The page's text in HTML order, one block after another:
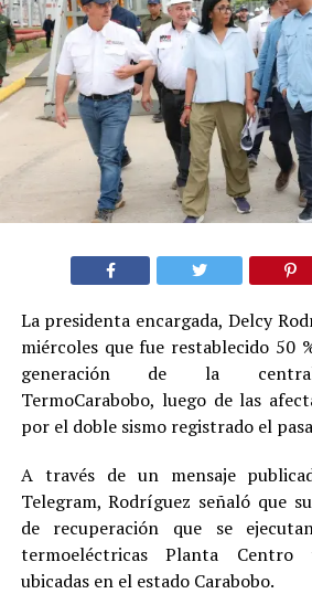
La presidenta encargada, Delcy
miércoles que fue restablecido 50
generación de la central
TermoCarabobo, luego de las
por el doble sismo registrado el
A través de un mensaje
Telegram, Rodríguez señaló que
de recuperación que se
termoeléctricas Planta Centro
ubicadas en el estado Carabobo.